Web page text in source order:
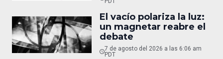
El vacío polariza la luz:
un magnetar reabre el
debate
7 de agosto del 2026 a las 6:06 am
PDT